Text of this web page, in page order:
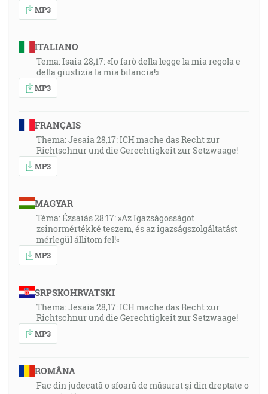
MP3
ITALIANO
Tema: Isaia 28,17: «Io farò della legge la mia regola e
della giustizia la mia bilancia!»
MP3
FRANÇAIS
Thema: Jesaia 28,17: ICH mache das Recht zur
Richtschnur und die Gerechtigkeit zur Setzwaage!
MP3
MAGYAR
Téma: Ézsaiás 28:17: »Az Igazságosságot
zsinormértékké teszem, és az igazságszolgáltatást
mérlegül állítom fel!«
MP3
SRPSKOHRVATSKI
Thema: Jesaia 28,17: ICH mache das Recht zur
Richtschnur und die Gerechtigkeit zur Setzwaage!
MP3
ROMÂNA
Fac din judecată o sfoară de măsurat și din dreptate o